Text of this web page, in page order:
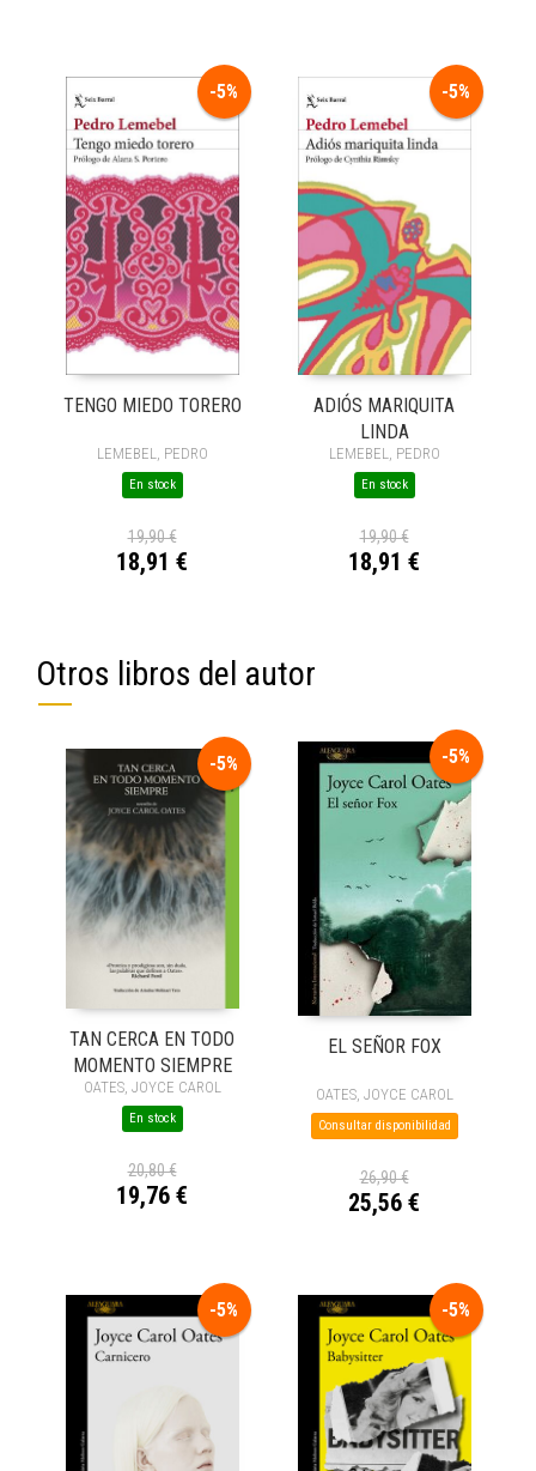
-5%
TENGO MIEDO TORERO
LEMEBEL, PEDRO
En stock
19,90 €
18,91 €
-5%
ADIÓS MARIQUITA
LINDA
LEMEBEL, PEDRO
En stock
19,90 €
18,91 €
Otros libros del autor
-5%
TAN CERCA EN TODO
MOMENTO SIEMPRE
OATES, JOYCE CAROL
En stock
20,80 €
19,76 €
-5%
EL SEÑOR FOX
OATES, JOYCE CAROL
Consultar disponibilidad
26,90 €
25,56 €
-5% -5%